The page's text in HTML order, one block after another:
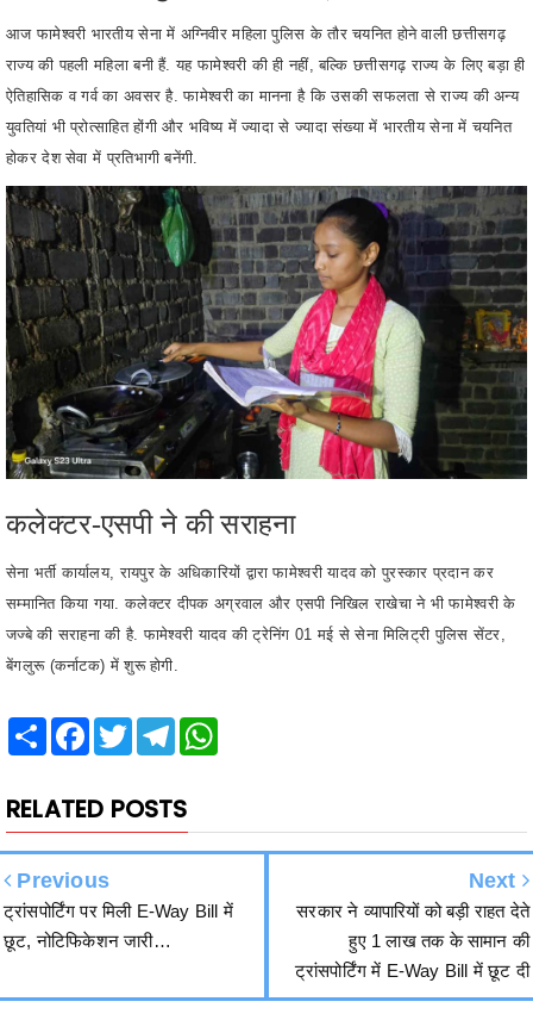
ऐतिहासिक व गर्व का अवसर है. फामेश्वरी का मानना है कि उसकी सफलता से राज्य की अन्‍य
युवतियां भी प्रोत्साहित होंगी और भविष्य में ज्यादा से ज्‍यादा संख्‍या में भारतीय सेना में चयनित
होकर देश सेवा में प्रतिभागी बनेंगी.
कलेक्टर-एसपी ने की सराहना
सेना भर्ती कार्यालय, रायपुर के अधिकारियों द्वारा फामेश्वरी यादव को पुरस्कार प्रदान कर
सम्‍मानित किया गया. कलेक्टर दीपक अग्रवाल और एसपी निखिल राखेचा ने भी फामेश्वरी के
जज्बे की सराहना की है. फामेश्वरी यादव की ट्रेनिंग 01 मई से सेना मिलिट्री पुलिस सेंटर,
बेंगलुरू (कर्नाटक) में शुरू होगी.
ShareFacebook
Twitter
RELATED POSTS
Previous
छूट, नोटिफिकेशन जारी…
हुए 1 लाख तक के सामान की
ट्रांसपोर्टिंग में E-Way Bill में छूट दी